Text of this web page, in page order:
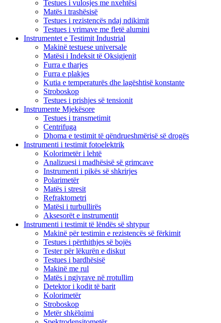
Testues i vulosjes me nxehtësi
Matës i trashësisë
Testues i rezistencës ndaj ndikimit
Testues i vrimave me fletë alumini
Instrumentet e Testimit Industrial
Makinë testuese universale
Matësi i Indeksit të Oksigjenit
Furra e tharjes
Furra e plakjes
Kutia e temperaturës dhe lagështisë konstante
Stroboskop
Testues i prishjes së tensionit
Instrumente Mjekësore
Testues i transmetimit
Centrifuga
Dhoma e testimit të qëndrueshmërisë së drogës
Instrumenti i testimit fotoelektrik
Kolorimetër i lehtë
Analizuesi i madhësisë së grimcave
Instrumenti i pikës së shkrirjes
Polarimetër
Matës i stresit
Refraktometri
Matësi i turbullirës
Aksesorët e instrumentit
Instrumenti i testimit të lëndës së shtypur
Makinë për testimin e rezistencës së fërkimit
Testues i përthithjes së bojës
Tester për lëkurën e diskut
Testues i bardhësisë
Makinë me rul
Matës i ngjyrave në rrotullim
Detektor i kodit të barit
Kolorimetër
Stroboskop
Metër shkëlqimi